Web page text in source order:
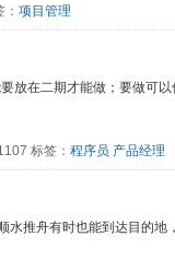
项目管理
放在二期才能做；要做可
标签： 程序员 产品经理
水推舟有时也能到达目的地